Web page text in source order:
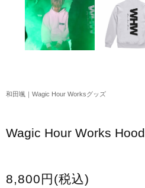
花村想太｜Natural Lag(ナ
和田颯｜Wagic Hour
和田颯｜Wagic Hour Worksグッズ
Wagic Hour Works
8,800円(税込)